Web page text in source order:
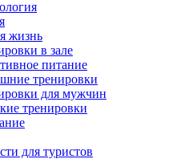
жизнь
в зале
питание
тренировки
для мужчин
тренировки
для туристов